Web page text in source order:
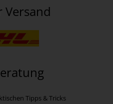
Versand
Tipps & Tricks